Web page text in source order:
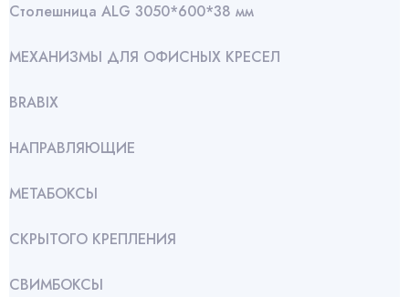
Столешница ALG 3050*600*38 мм
МЕХАНИЗМЫ ДЛЯ ОФИСНЫХ КРЕСЕЛ
BRABIX
НАПРАВЛЯЮЩИЕ
МЕТАБОКСЫ
СКРЫТОГО КРЕПЛЕНИЯ
СВИМБОКСЫ